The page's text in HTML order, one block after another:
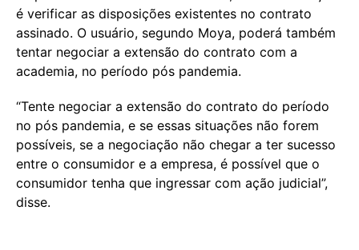
é verificar as disposições existentes no contrato
assinado. O usuário, segundo Moya, poderá também
tentar negociar a extensão do contrato com a
academia, no período pós pandemia.
“Tente negociar a extensão do contrato do período
no pós pandemia, e se essas situações não forem
possíveis, se a negociação não chegar a ter sucesso
entre o consumidor e a empresa, é possível que o
consumidor tenha que ingressar com ação judicial”,
disse.